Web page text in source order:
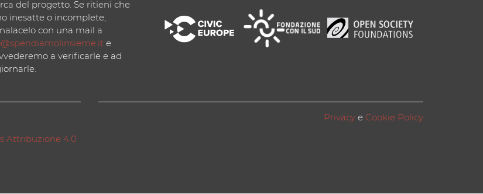
del progetto. Se ritieni che
inesatte o incomplete,
con una mail a
e
a verificarle e ad
Attribuzione 4.0
Privacy e Cookie Policy